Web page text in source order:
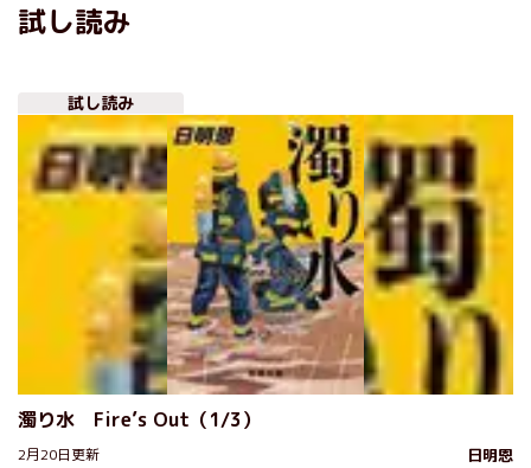
試し読み
試し読み
濁り水 Fire’s Out（1/3）
2月20日更新 日明恩